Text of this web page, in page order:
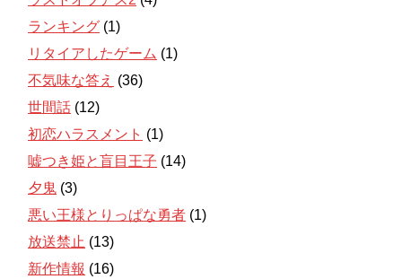
ランキング (1)
リタイアしたゲーム (1)
不気味な答え (36)
世間話 (12)
初恋ハラスメント (1)
嘘つき姫と盲目王子 (14)
夕鬼 (3)
悪い王様とりっぱな勇者 (1)
放送禁止 (13)
新作情報 (16)